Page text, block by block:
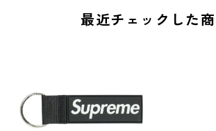
最近チェックした